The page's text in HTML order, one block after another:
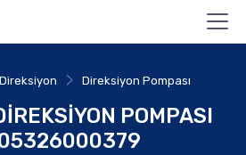
Direksiyon Direksiyon Pompası
POMPASI